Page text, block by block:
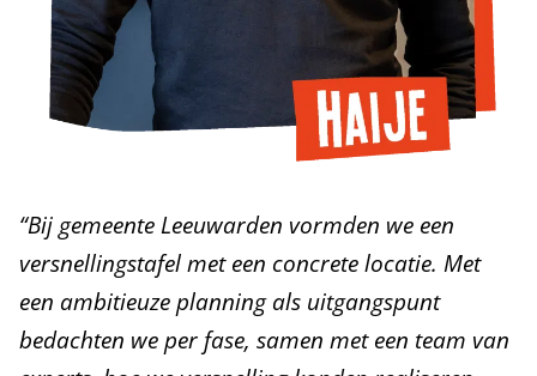
“Bij gemeente Leeuwarden vormden we een
versnellingstafel met een concrete locatie. Met
een ambitieuze planning als uitgangspunt
bedachten we per fase, samen met een team van